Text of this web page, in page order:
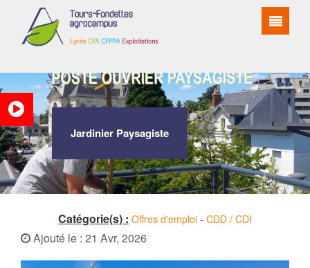
Jardinier Paysagiste
Catégorie(s) : Offres d'emploi - CDD / CDI
Ajouté le : 21 Avr, 2026